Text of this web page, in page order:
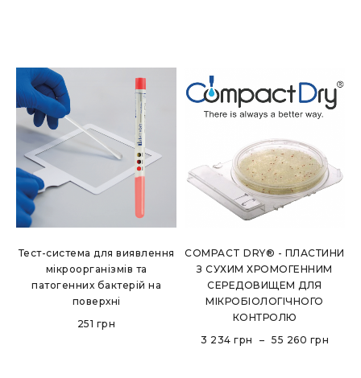
Тест-система для виявлення
мікроорганізмів та
патогенних бактерій на
поверхні
251 грн
COMPACT DRY® - ПЛАСТИНИ
З СУХИМ ХРОМОГЕННИМ
СЕРЕДОВИЩЕМ ДЛЯ
МІКРОБІОЛОГІЧНОГО
КОНТРОЛЮ
3 234 грн – 55 260 грн